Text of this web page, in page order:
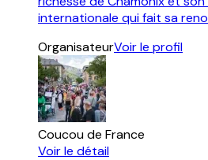
internationale qui fait sa
OrganisateurVoir le profil
Coucou de France
Voir le détail